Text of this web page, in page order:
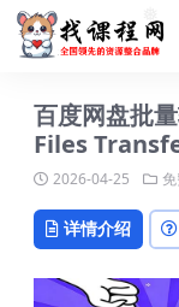
❅
百度网盘批
Files
2026-04-25
详情介绍